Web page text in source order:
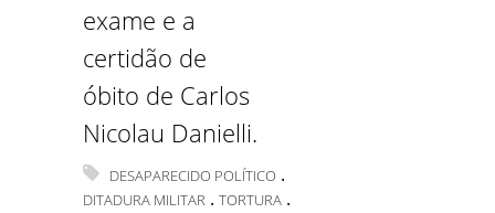
exame e a
certidão de
óbito de Carlos
Nicolau Danielli.
DESAPARECIDO POLÍTICO .
DITADURA MILITAR . TORTURA .